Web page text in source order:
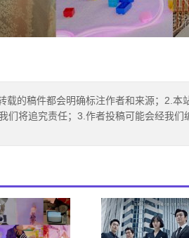
载的稿件都会明确标注作者和来源；2.本
们将追究责任；3.作者投稿可能会经我们